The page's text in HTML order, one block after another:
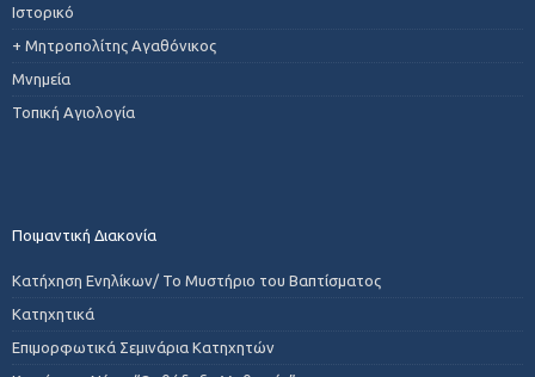
Ιστορικό
+ Μητροπολίτης Αγαθόνικος
Μνημεία
Τοπική Αγιολογία
Ποιμαντική Διακονία
Κατήχηση Ενηλίκων/ Το Μυστήριο του Βαπτίσματος
Κατηχητικά
Επιμορφωτικά Σεμινάρια Κατηχητών